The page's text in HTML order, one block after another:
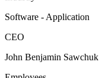
Software - Application
CEO
John Benjamin Sawchuk